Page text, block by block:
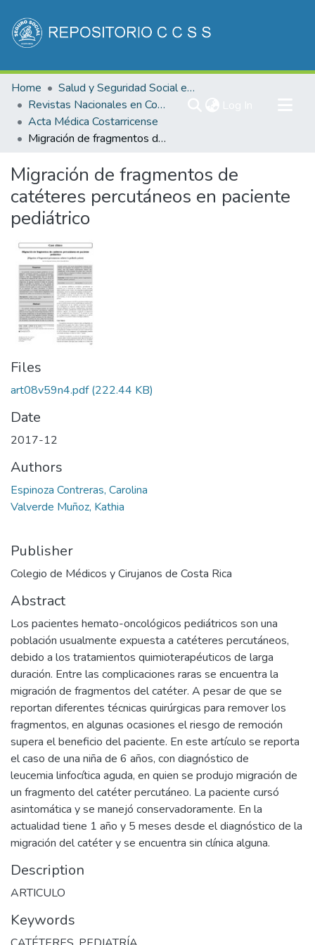
Communities & Collections
All of DSpace
Statistics
Home
Salud y Seguridad Social en Costa Rica
Revistas Nacionales en Costa Rica
Acta Médica Costarricense
Migración de fragmentos de catéteres percutáneos en paciente pediátrico
Migración de fragmentos de
catéteres percutáneos en paciente
pediátrico
Files
art08v59n4.pdf(222.44 KB)
Date
2017-12
Authors
Espinoza Contreras, Carolina
Valverde Muñoz, Kathia
Publisher
Colegio de Médicos y Cirujanos de Costa Rica
Abstract
Los pacientes hemato-oncológicos pediátricos son una
población usualmente expuesta a catéteres percutáneos,
debido a los tratamientos quimioterapéuticos de larga
duración. Entre las complicaciones raras se encuentra la
migración de fragmentos del catéter. A pesar de que se
reportan diferentes técnicas quirúrgicas para remover los
fragmentos, en algunas ocasiones el riesgo de remoción
supera el beneficio del paciente. En este artículo se reporta
el caso de una niña de 6 años, con diagnóstico de
leucemia linfocítica aguda, en quien se produjo migración de
un fragmento del catéter percutáneo. La paciente cursó
asintomática y se manejó conservadoramente. En la
actualidad tiene 1 año y 5 meses desde el diagnóstico de la
migración del catéter y se encuentra sin clínica alguna.
Description
ARTICULO
Keywords